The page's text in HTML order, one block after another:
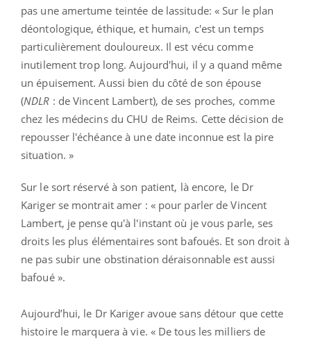
pas une amertume teintée de lassitude: « Sur le plan
déontologique, éthique, et humain, c'est un temps
particulièrement douloureux. Il est vécu comme
inutilement trop long. Aujourd'hui, il y a quand même
un épuisement. Aussi bien du côté de son épouse
(NDLR : de Vincent Lambert), de ses proches, comme
chez les médecins du CHU de Reims. Cette décision de
repousser l'échéance à une date inconnue est la pire
situation. »
Sur le sort réservé à son patient, là encore, le Dr
Kariger se montrait amer : « pour parler de Vincent
Lambert, je pense qu'à l'instant où je vous parle, ses
droits les plus élémentaires sont bafoués. Et son droit à
ne pas subir une obstination déraisonnable est aussi
bafoué ».
Aujourd’hui, le Dr Kariger avoue sans détour que cette
histoire le marquera à vie. « De tous les milliers de